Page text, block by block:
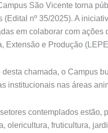
São Vicente torna
(Edital nº 35/2025). A
em colaborar com
Extensão e Produção
desta chamada, o Campus
institucionais nas áreas
contemplados estão,
olericultura, fruticultura,